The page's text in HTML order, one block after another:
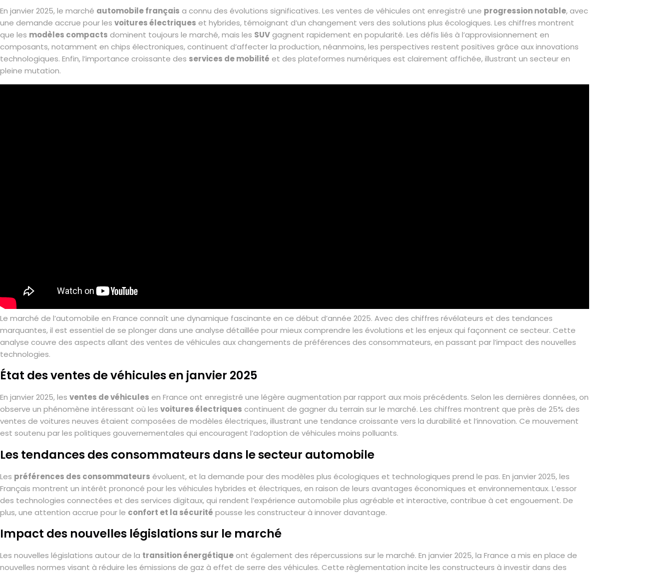
En janvier 2025, le marché automobile français a connu des évolutions significatives. Les ventes de véhicules ont enregistré une progression notable, avec
une demande accrue pour les voitures électriques et hybrides, témoignant d’un changement vers des solutions plus écologiques. Les chiffres montrent
que les modèles compacts dominent toujours le marché, mais les SUVgagnent rapidement en popularité. Les défis liés à l’approvisionnement en
composants, notamment en chips électroniques, continuent d’affecter la production, néanmoins, les perspectives restent positives grâce aux innovations
technologiques. Enfin, l’importance croissante des services de mobilité et des plateformes numériques est clairement affichée, illustrant un secteur en
pleine mutation.
Le marché de l’automobile en France connaît une dynamique fascinante en ce début d’année 2025. Avec des chiffres révélateurs et des tendances
marquantes, il est essentiel de se plonger dans une analyse détaillée pour mieux comprendre les évolutions et les enjeux qui façonnent ce secteur. Cette
analyse couvre des aspects allant des ventes de véhicules aux changements de préférences des consommateurs, en passant par l’impact des nouvelles
technologies.
État des ventes de véhicules en janvier 2025
En janvier 2025, les ventes de véhicules en France ont enregistré une légère augmentation par rapport aux mois précédents. Selon les dernières données, on
observe un phénomène intéressant où les voitures électriques continuent de gagner du terrain sur le marché. Les chiffres montrent que près de 25% des
ventes de voitures neuves étaient composées de modèles électriques, illustrant une tendance croissante vers la durabilité et l’innovation. Ce mouvement
est soutenu par les politiques gouvernementales qui encouragent l’adoption de véhicules moins polluants.
Les tendances des consommateurs dans le secteur automobile
Les préférences des consommateurs évoluent, et la demande pour des modèles plus écologiques et technologiques prend le pas. En janvier 2025, les
Français montrent un intérêt prononcé pour les véhicules hybrides et électriques, en raison de leurs avantages économiques et environnementaux. L’essor
des technologies connectées et des services digitaux, qui rendent l’expérience automobile plus agréable et interactive, contribue à cet engouement. De
plus, une attention accrue pour le confort et la sécurité pousse les constructeur à innover davantage.
Impact des nouvelles législations sur le marché
Les nouvelles législations autour de la transition énergétiqueont également des répercussions sur le marché. En janvier 2025, la France a mis en place de
nouvelles normes visant à réduire les émissions de gaz à effet de serre des véhicules. Cette règlementation incite les constructeurs à investir dans des